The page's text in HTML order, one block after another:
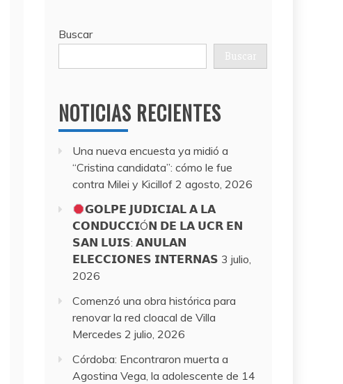
Buscar
Buscar
NOTICIAS RECIENTES
Una nueva encuesta ya midió a
“Cristina candidata”: cómo le fue
contra Milei y Kicillof 2 agosto, 2026
𝗚𝗢𝗟𝗣𝗘 𝗝𝗨𝗗𝗜𝗖𝗜𝗔𝗟 𝗔 𝗟𝗔
𝗖𝗢𝗡𝗗𝗨𝗖𝗖𝗜Ó𝗡 𝗗𝗘 𝗟𝗔 𝗨𝗖𝗥 𝗘𝗡
𝗦𝗔𝗡 𝗟𝗨𝗜𝗦: 𝗔𝗡𝗨𝗟𝗔𝗡
𝗘𝗟𝗘𝗖𝗖𝗜𝗢𝗡𝗘𝗦 𝗜𝗡𝗧𝗘𝗥𝗡𝗔𝗦 3 julio,
2026
Comenzó una obra histórica para
renovar la red cloacal de Villa
Mercedes 2 julio, 2026
Córdoba: Encontraron muerta a
Agostina Vega, la adolescente de 14